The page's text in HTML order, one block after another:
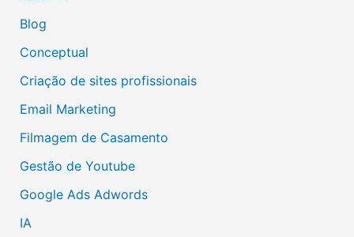
Blog
Conceptual
Criação de sites profissionais
Email Marketing
Filmagem de Casamento
Gestão de Youtube
Google Ads Adwords
IA